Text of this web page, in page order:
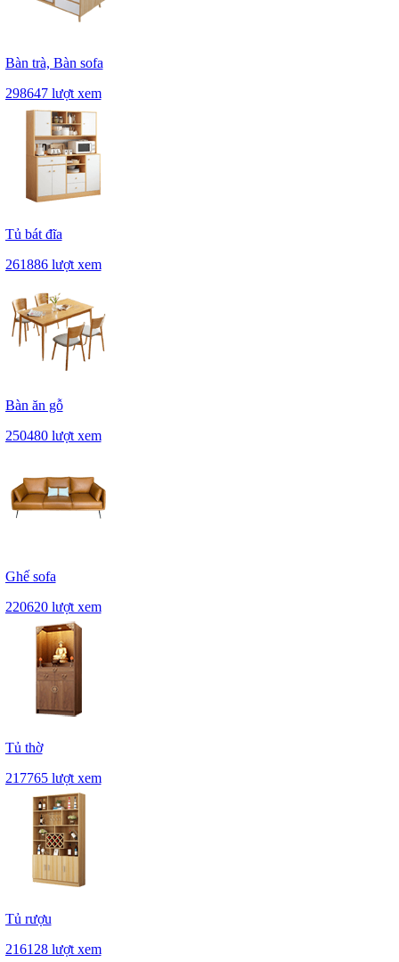
Bàn trà, Bàn sofa
298647 lượt xem
Tủ bát đĩa
261886 lượt xem
Bàn ăn gỗ
250480 lượt xem
Ghế sofa
220620 lượt xem
Tủ thờ
217765 lượt xem
Tủ rượu
216128 lượt xem